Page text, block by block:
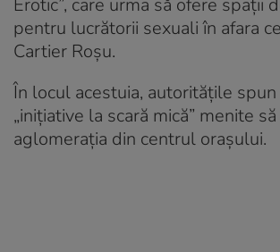
Erotic”, care urma să ofere spații
pentru lucrătorii sexuali în afara
Cartier Roșu.
În locul acestuia, autoritățile
„inițiative la scară mică” menite
aglomerația din centrul orașului.